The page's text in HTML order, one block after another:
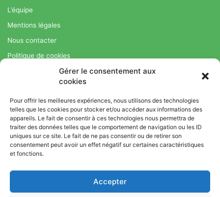
Gérer le consentement aux
cookies
Pour offrir les meilleures expériences, nous utilisons des technologies
telles que les cookies pour stocker et/ou accéder aux informations des
appareils. Le fait de consentir à ces technologies nous permettra de
traiter des données telles que le comportement de navigation ou les ID
uniques sur ce site. Le fait de ne pas consentir ou de retirer son
consentement peut avoir un effet négatif sur certaines caractéristiques
et fonctions.
Accepter
L’équipe
Mentions légales
Nous contacter
Politique de cookies
Régime Savoir Maigrir.fr : La méthode Jean-Michel Cohen pour
une perte de poids durable
© Copyright 2026, Tous droits réservés |Bromance
Bien-Être : Yoga, Bien-être, Nutrition et Sport
L’équipe
Régime Savoir Maigrir.fr : La méthode Jean-Michel Cohen pour